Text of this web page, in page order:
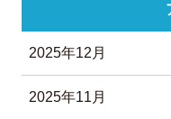
2025年12月
2025年11月